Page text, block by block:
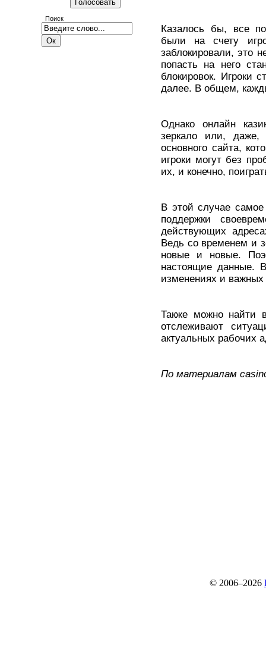
Поиск
Казалось бы, все
были на счету
заблокировали, это
попасть на него
блокировок. Игроки
далее. В общем,
Однако онлайн
зеркало или, даже,
основного сайта,
игроки могут без
их, и конечно,
В этой случае
поддержки
действующих
Ведь со временем и
новые и новые.
настоящие данные.
изменениях и важных
Также можно найти
отслеживают
актуальных рабочих
По материалам
© 2006–2026